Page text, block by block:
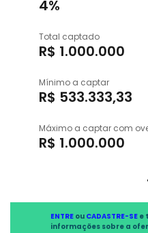
4%
Total captado
R$ 1.000.000
Mínimo a captar
R$ 533.333,33
Máximo a captar com
R$ 1.000.000
ENTREou CADASTRE-SEe
informações sobre a